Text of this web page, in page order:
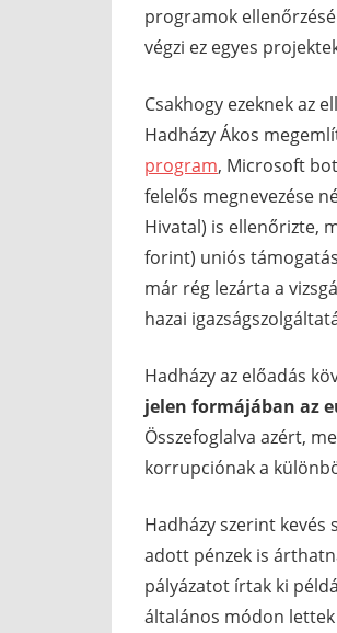
programok
végzi ez egyes
Csakhogy ezeknek az
Hadházy Ákos
program, Microsoft
felelős megnevezése
Hivatal) is ellenőrizte,
forint) uniós
már rég lezárta a
hazai
Hadházy az előadás
jelen formájában az
Összefoglalva azért,
korrupciónak a
Hadházy szerint kevés
adott pénzek is
pályázatot írtak ki
általános módon